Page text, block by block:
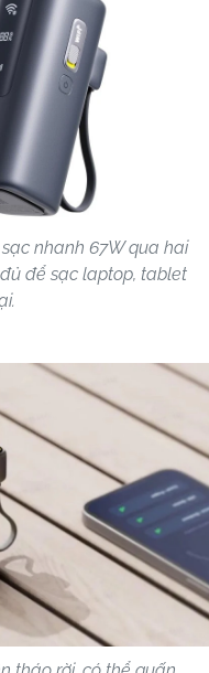
nhanh 67W qua hai
để sạc laptop, tablet